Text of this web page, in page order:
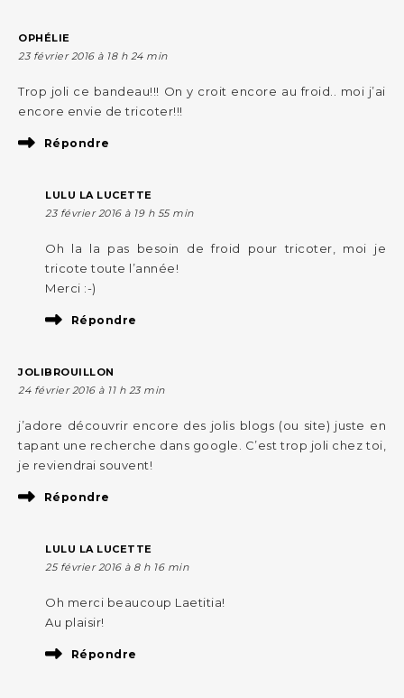
OPHÉLIE
23 février 2016 à 18 h 24 min
Trop joli ce bandeau!!! On y croit encore au froid.. moi j’ai
encore envie de tricoter!!!
Répondre
LULU LA LUCETTE
23 février 2016 à 19 h 55 min
Oh la la pas besoin de froid pour tricoter, moi je
tricote toute l’année!
Merci :-)
Répondre
JOLIBROUILLON
24 février 2016 à 11 h 23 min
j’adore découvrir encore des jolis blogs (ou site) juste en
tapant une recherche dans google. C’est trop joli chez toi,
je reviendrai souvent!
Répondre
LULU LA LUCETTE
25 février 2016 à 8 h 16 min
Oh merci beaucoup Laetitia!
Au plaisir!
Répondre